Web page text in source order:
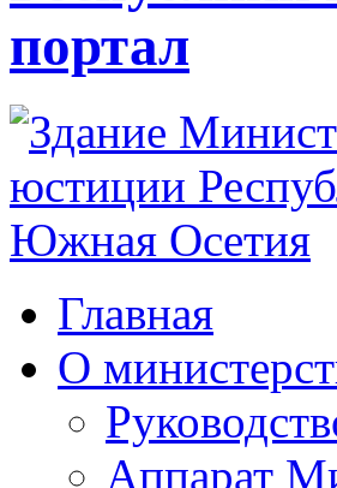
портал
Главная
О
Аппарат